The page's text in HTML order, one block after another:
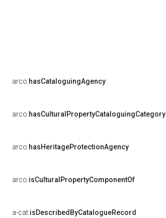
arco:hasCataloguingAgency
arco:hasCulturalPropertyCataloguingCategory
arco:hasHeritageProtectionAgency
arco:isCulturalPropertyComponentOf
a-cat:isDescribedByCatalogueRecord